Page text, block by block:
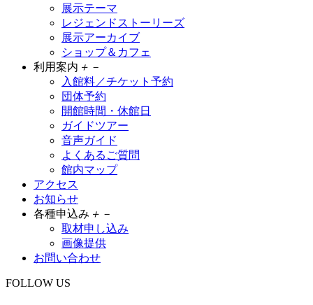
展示テーマ
レジェンドストーリーズ
展示アーカイブ
ショップ＆カフェ
利用案内 ＋ －
入館料／チケット予約
団体予約
開館時間・休館日
ガイドツアー
音声ガイド
よくあるご質問
館内マップ
アクセス
お知らせ
各種申込み ＋ －
取材申し込み
画像提供
お問い合わせ
FOLLOW US